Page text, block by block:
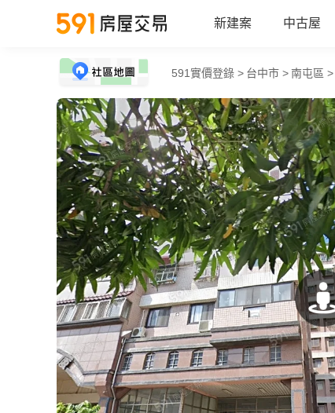
新建案 中古屋
591實價登錄 > 台中市 >南屯區 >